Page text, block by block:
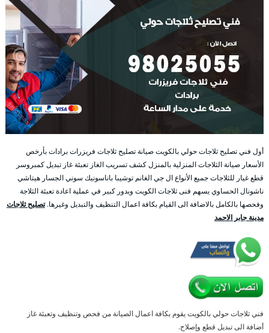
أول فني تصليح ثلاجات حولي بالكويت صيانة تصليح ثلاجات فريزرات برادات بأرخص
الأسعار صيانة الثلاجات المنزلية بالمنزل كشف تسريب الغاز تعبئة غاز تبديل كمبروسر
قطع غيار للثلاجات جميع الأنواع ال جي الغانم توشيبا باناسونيك سوني الجسار هيتاشي
ناشونال الحساوي يسهم فنى ثلاجات الكويت وبدور كبير في عملية اعادة تعبئة الثلاجة
وفحصها بالكامل بالاضافة الى القيام بكافة اعمال التنظيف والتبديل وغيرها.تصليح ثلاجات
مدينة جابر الاحمد
فني ثلاجات حولي بالكويت يقوم بكافة اعمال الصيانة من فحص وتنظيف وتعبئة غاز
أضافة الى تبديل قطع وإصلاح.